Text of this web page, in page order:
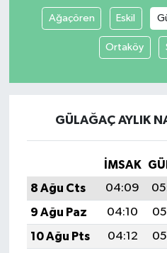
Ağaçören Eskil
Ortaköy
GÜLAĞAÇ AYLIK
İMSAK
8 Ağu Cts
04:09
9 Ağu Paz
04:10
10 Ağu Pts
04:12